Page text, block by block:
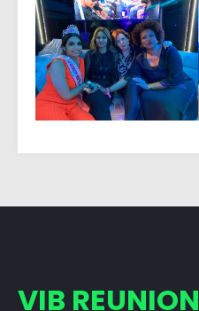
VIB REUNION